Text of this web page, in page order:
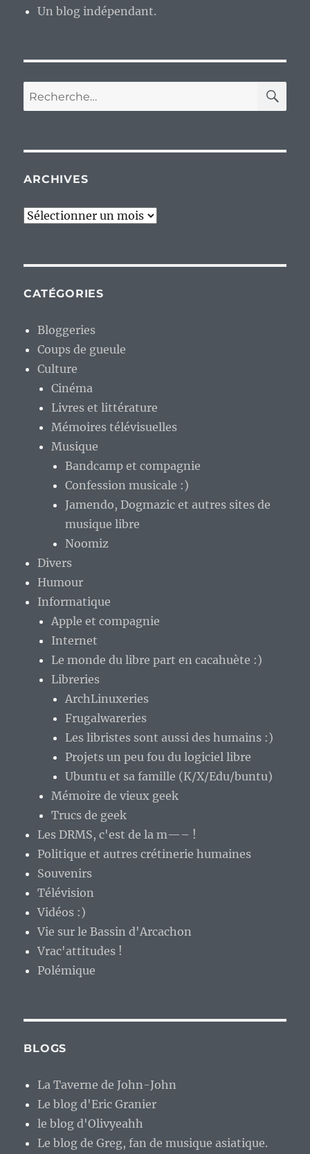
Un blog indépendant.
Recherche
pour :
ARCHIVES
Archives
CATÉGORIES
Bloggeries
Coups de gueule
Culture
Cinéma
Livres et littérature
Mémoires télévisuelles
Musique
Bandcamp et compagnie
Confession musicale :)
Jamendo, Dogmazic et autres sites de
musique libre
Noomiz
Divers
Humour
Informatique
Apple et compagnie
Internet
Le monde du libre part en cacahuète :)
Libreries
ArchLinuxeries
Frugalwareries
Les libristes sont aussi des humains :)
Projets un peu fou du logiciel libre
Ubuntu et sa famille (K/X/Edu/buntu)
Mémoire de vieux geek
Trucs de geek
Les DRMS, c'est de la m—– !
Politique et autres crétinerie humaines
Souvenirs
Télévision
Vidéos :)
Vie sur le Bassin d'Arcachon
Vrac'attitudes !
Polémique
BLOGS
La Taverne de John-John
Le blog d'Eric Granier
le blog d'Olivyeahh
Le blog de Greg, fan de musique asiatique.